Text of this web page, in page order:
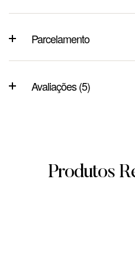
Parcelamento
Avaliações (5)
Produtos